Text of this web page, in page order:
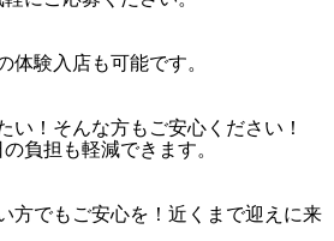
体験入店も可能です。
い！そんな方もご安心ください！
負担も軽減できます。
方でもご安心を！近くまで迎えに来